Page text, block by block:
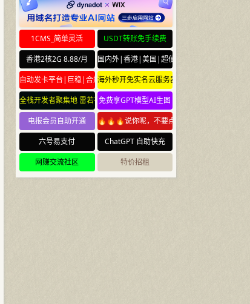
1CMS_简单灵活
USDT转账免手续费
香港2核2G 8.88/月
国内外|香港|美国|超便宜云服务器
自动发卡平台|巨稳|合规海外秒开免实名云服务器
全栈开发者聚集地 雷若社区 leiruo.com
免费享GPT模型AI生图
电报会员自助开通
🔥🔥🔥说你呢，不要点🔥🔥🔥
六号易支付
ChatGPT 自助快充
网赚交流社区
特价招租